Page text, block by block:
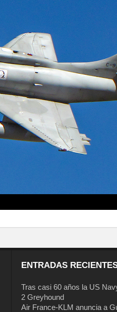
ENTRADAS
Tras casi 60 años la US
2 Greyhound
Air France-KLM anuncia a